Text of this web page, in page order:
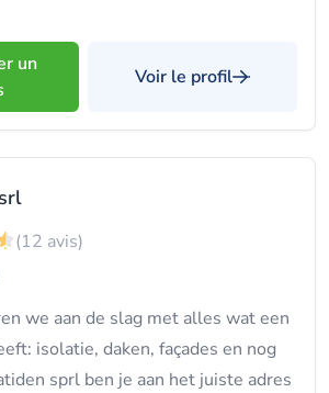
un
Voir le profil
(12 avis)
we aan de slag met alles wat een
isolatie, daken, façades en nog
sprl ben je aan het juiste adres